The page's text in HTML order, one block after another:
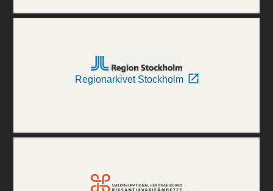
Regionarkivet Stockholm